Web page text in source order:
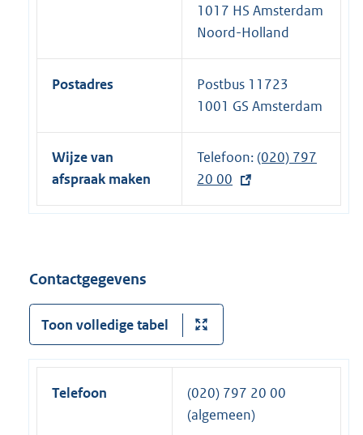
1017 HS Amsterdam
Noord-Holland
Postadres
Postbus 11723
1001 GS Amsterdam
Wijze van
afspraak maken
Telefoon:E
t
:
(020) 797
20 00
Contactgegevens
Toon volledige tabel
Telefoon
(020) 797 20 00
(algemeen)